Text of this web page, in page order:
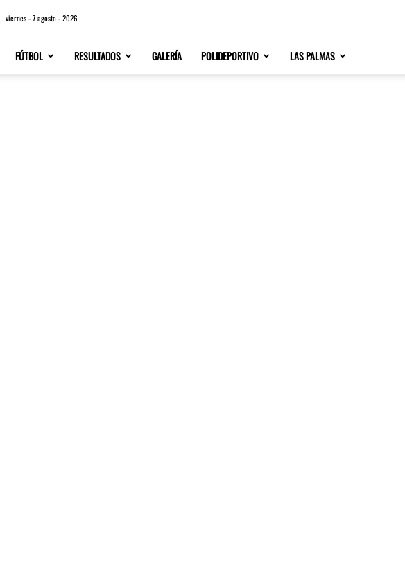
viernes - 7 agosto - 2026
FÚTBOL RESULTADOS GALERÍA POLIDEPORTIVO LAS PALMAS